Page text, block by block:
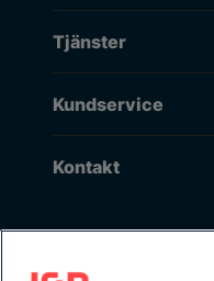
Tjänster
Kundservice
Kontakt
Rikstäckande